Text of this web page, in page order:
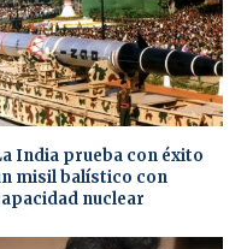
India prueba con éxito
misil balístico con
nuclear